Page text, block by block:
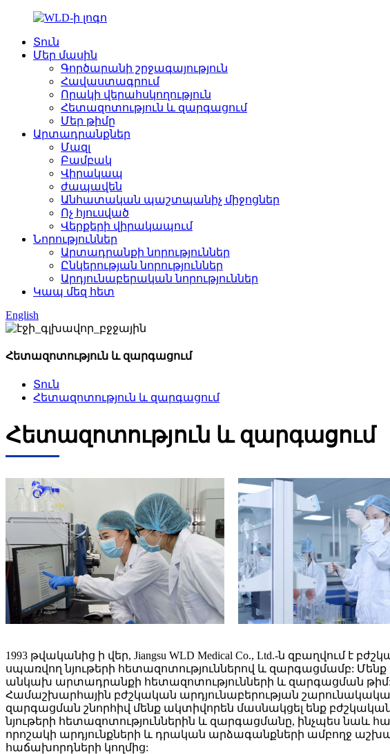
Տուն
Մեր մասին
Գործարանի շրջագայություն
Հավաստագրում
Որակի վերահսկողություն
Հետազոտություն և զարգացում
Մեր թիմը
Արտադրանքներ
Մազլ
Բամբակ
Վիրակապ
ժապավեն
Անհատական պաշտպանիչ միջոցներ
Ոչ հյուսված
Վերքերի վիրակապում
Նորություններ
Արտադրանքի նորություններ
Ընկերության նորություններ
Արդյունաբերական նորություններ
Կապ մեզ հետ
English
Հետազոտություն և զարգացում
Տուն
Հետազոտություն և զարգացում
Հետազոտություն և զարգացում
1993 թվականից ի վեր, Jiangsu WLD Medical Co., Ltd.-ն զբաղվում է
սպառվող նյութերի հետազոտություններով և զարգացմամբ: Մենք
անկախ արտադրանքի հետազոտությունների և զարգացման թիմ:
Համաշխարհային բժշկական արդյունաբերության
զարգացման շնորհիվ մենք ակտիվորեն մասնակցել ենք
նյութերի հետազոտություններին և զարգացմանը, ինչպես նաև
որոշակի արդյունքների և դրական արձագանքների ամբողջ
հաճախորդների կողմից: